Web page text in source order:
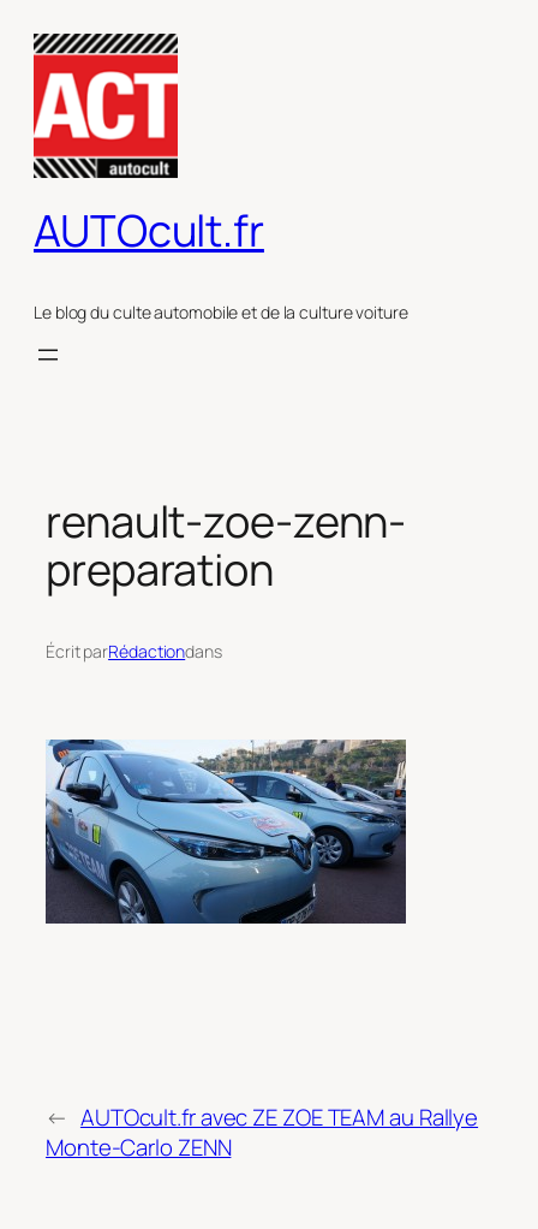
contenu
AUTOcult.fr
Le blog du culte automobile et de la culture voiture
renault-zoe-zenn-
preparation
Écrit parRédactiondans
← AUTOcult.fr avec ZE ZOE TEAM au Rallye
Monte-Carlo ZENN